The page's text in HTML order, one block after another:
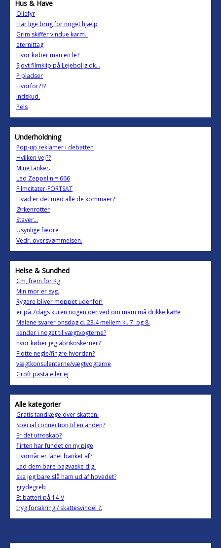
Hus & Have
Oliefyr
Har lige brug for noget hjælp
Grim skiffer vindue karm..
eternittag
Hvor køber man en le?
Sjovt filmklip på Lejebolig.dk...
P pladser
Hvorfor???
Indskud.
Pels
Underholdning
Pop-up reklamer i debatten
Hvilken vej??
Mine tanker.
Led Zeppelin = 666
Filmcitater-FORTSAT
Hvad er det med alle de kommaer?
Ørkenrotter
Staver...
Usynlige fædre
Vedr. oversvømmelsen.
Helse & Sundhed
Cm, frem for Kg
Min mor er syg.
Rygere bliver moppet udenfor!
er på 7dags kuren nogen der ved om mam må drikke kaffe
Malene svarer onsdag d. 23.4 mellem kl. 7. og 8.
kender i noget til vægtvogterne?
hvor køber jeg abrikoskerner?
Flotte negle/fingre hvordan?
vægtkonsulenterne/vægtvogterne
Groft pasta eller ej
Alle kategorier
Gratis tandlæge over skatten.
Special connection til en anden?
Er det utroskab?
flirten har fundet en ny pige
Hvornår er lånet banket af?
Lad dem bare bagvaske dig.
ska jeg bare slå ham ud af hovedet?
grydegreb
Et batteri på 14-V
tryg forsikring / skattesvindel ?.